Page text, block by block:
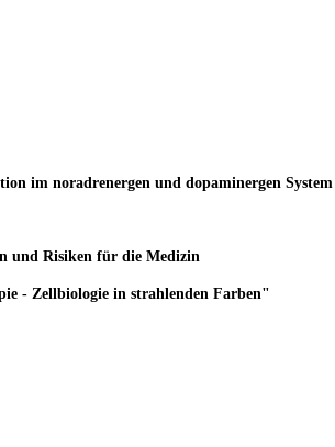
im noradrenergen und dopaminergen System
und Risiken für die Medizin
- Zellbiologie in strahlenden Farben"